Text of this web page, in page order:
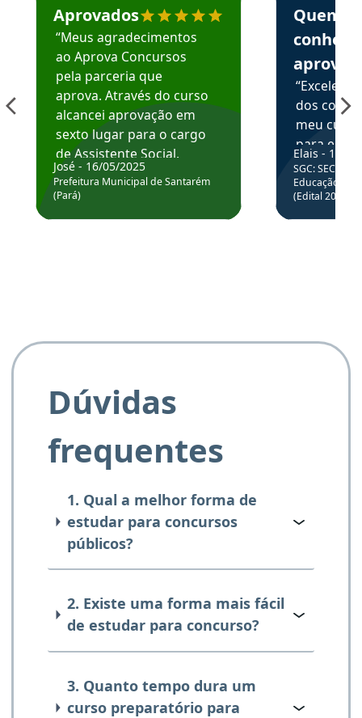
Aprovados
“Meus agradecimentos
ao Aprova Concursos
pela parceria que
aprova. Através do curso
alcancei aprovação em
sexto lugar para o cargo
de Assistente Social.
Hoje estou atuando na
Prefeitura de Santarém.
José - 16/05/2025
Prefeitura Municipal de Santarém
(Pará)
Quem
aprova
dos
meu
para
colocar
através
de
Elais - 15/
SGC: SEC BA
Educação
(Edital
Dúvidas
frequentes
1. Qual a melhor forma de
estudar para concursos
públicos?
2. Existe uma forma mais fácil
de estudar para concurso?
3. Quanto tempo dura um
curso preparatório para